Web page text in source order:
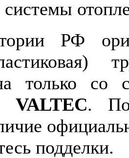
системы
РФ
только со
VALTEC.
подделки.